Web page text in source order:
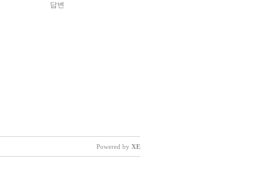
답변
Powered by XE